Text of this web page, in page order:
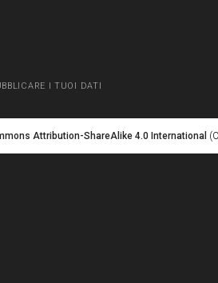
I TUOI DATI
Attribution-ShareAlike 4.0 International